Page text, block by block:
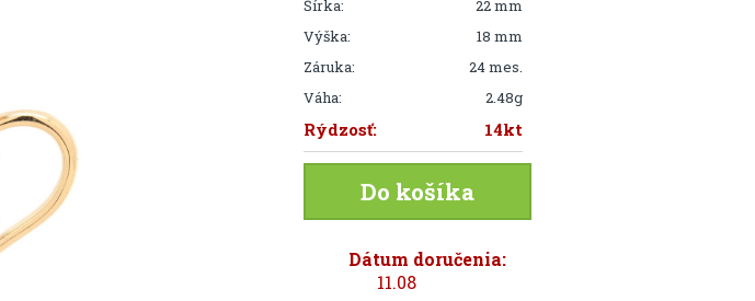
Šírka:
22 mm
Výška:
18 mm
Záruka:
24 mes.
Váha:
2.48g
Rýdzosť: 14kt
Do košíka
Dátum doručenia:
11.08